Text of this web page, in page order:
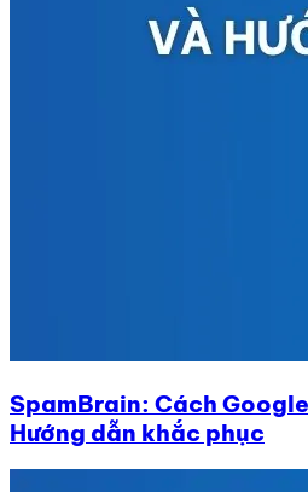
SpamBrain: Cách
Hướng dẫn khắc phục